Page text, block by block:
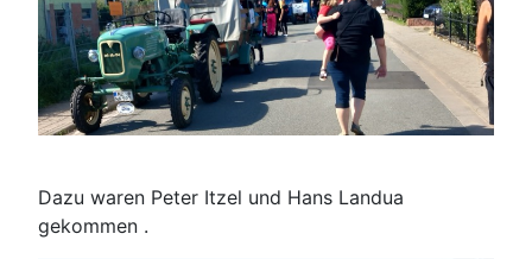
Dazu waren Peter Itzel und Hans Landua
gekommen .